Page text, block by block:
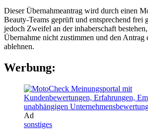
Dieser Übernahmeantrag wird durch einen
Beauty-Teams geprüft und entsprechend frei
jedoch Zweifel an der inhaberschaft
Übernahme nicht zustimmen und den Antrag
ablehnen.
Werbung:
Ad
sonstiges